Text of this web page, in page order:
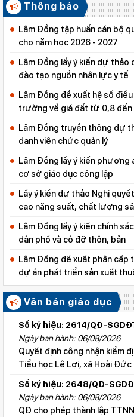
Thông báo
Lâm Đồng tập huấn cán bộ
cho năm học 2026 - 2027
Lâm Đồng lấy ý kiến dự thảo
đào tạo nguồn nhân lực y tế
Lâm Đồng đề xuất hệ số
trường về giá đất từ 0,8 đến
Lâm Đồng truyền thông dự
danh viên chức quản lý
Lâm Đồng lấy ý kiến
cơ sở giáo dục công lập
Lấy ý kiến dự thảo Nghị
cao năng suất, chất lượng
Lâm Đồng lấy ý kiến chính
dân phố và cô đỡ thôn, bản
Lâm Đồng đề xuất phân cấp
dự án phát triển sản xuất
quốc gia
Văn bản giáo dục
Số ký hiệu: 2614/QĐ-
Ngày ban hành: 06/08/2026
Quyết định công nhận kiểm
Tiểu học Lê Lợi, xã Hoài Đức
Số ký hiệu: 2648/QĐ-
Ngày ban hành: 06/08/2026
QĐ cho phép thành lập